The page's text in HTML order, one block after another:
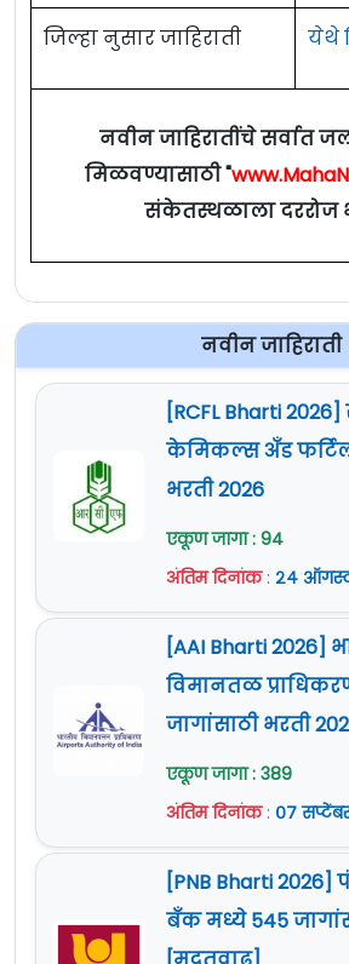
जिल्हा नुसार जाहिराती येथे
नवीन जाहिरातींचे सर्वात
मिळवण्यासाठी "
संकेतस्थळाला दररोज
नवीन जाहिराती
[RCFL Bharti 2026]
केमिकल्स अँड
भरती 2026
एकूण जागा : 94
अंतिम दिनांक: २४
[AAI Bharti 2026]
विमानतळ
जागांसाठी भरती
एकूण जागा : 389
अंतिम दिनांक: ०७
[PNB Bharti
बँक मध्ये 545